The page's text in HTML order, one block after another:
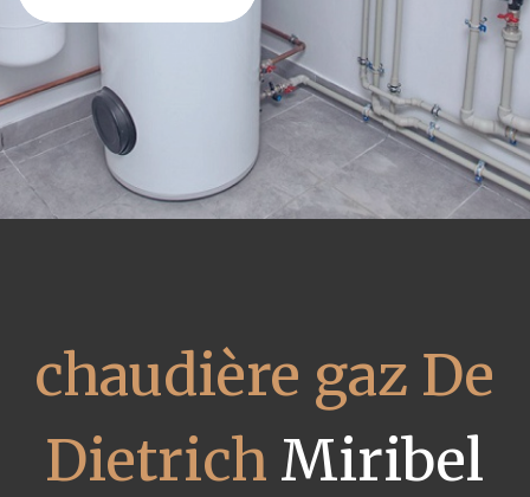
chaudière gaz De
Dietrich Miribel